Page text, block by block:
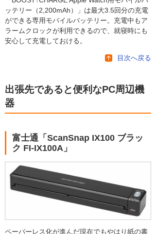
ッテリー（2,200mAh）」は最大3.5回分の充電
ができる専用モバイルバッテリー。充電中もア
ラームクロックが利用できるので、就寝時にも
安心して充電しておける。
目次へ戻る
出張先であると便利なPC周辺機
器
富士通「ScanSnap IX100 ブラッ
ク FI-IX100A」
ペーパーレス化が進んだ現在でもやはり紙の書